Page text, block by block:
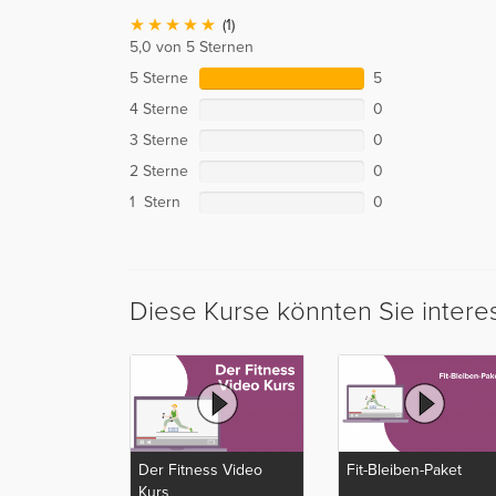
(1)
5,0 von 5 Sternen
5 Sterne
5
4 Sterne
0
3 Sterne
0
2 Sterne
0
1 Stern
0
Diese Kurse könnten Sie
Der Fitness Video
Fit-Bleiben-Paket